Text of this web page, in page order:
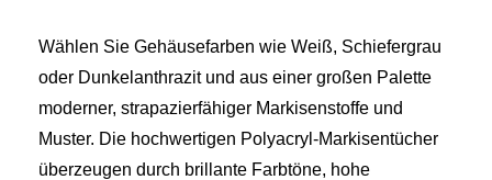
Wählen Sie Gehäusefarben wie Weiß, Schiefergrau
oder Dunkelanthrazit und aus einer großen Palette
moderner, strapazierfähiger Markisenstoffe und
Muster. Die hochwertigen Polyacryl-Markisentücher
überzeugen durch brillante Farbtöne, hohe